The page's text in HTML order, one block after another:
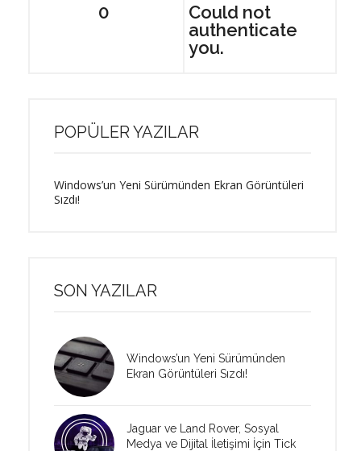
0
Could not
authenticate
you.
POPÜLER YAZILAR
Windows’un Yeni Sürümünden Ekran Görüntüleri
Sızdı!
SON YAZILAR
Windows’un Yeni Sürümünden
Ekran Görüntüleri Sızdı!
Jaguar ve Land Rover, Sosyal
Medya ve Dijital İletişimi İçin Tick